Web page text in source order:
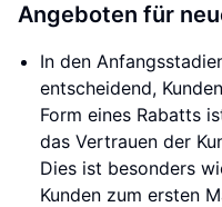
Angeboten für
In den
entscheidend,
Form eines Rabatts
das Vertrauen der
Dies ist besonders
Kunden zum ersten